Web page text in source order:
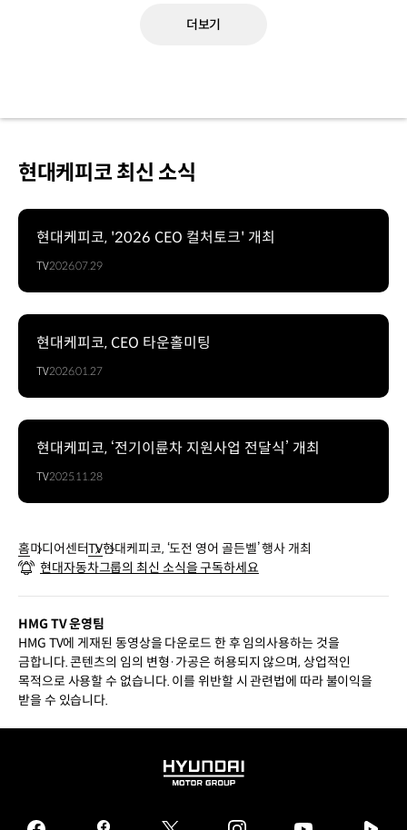
더보기
현대케피코 최신 소식
현대케피코, '2026 CEO 컬처토크' 개최
TV2026.07.29
현대케피코, CEO 타운홀미팅
TV2026.01.27
현대케피코, ‘전기이륜차 지원사업 전달식’ 개최
TV2025.11.28
홈미디어센터TV현대케피코, ‘도전 영어 골든벨’ 행사 개최
현대자동차그룹의 최신 소식을 구독하세요
HMG TV 운영팀
HMG TV에 게재된 동영상을 다운로드 한 후 임의사용하는 것을
금합니다. 콘텐츠의 임의 변형·가공은 허용되지 않으며, 상업적인
목적으로 사용할 수 없습니다. 이를 위반할 시 관련법에 따라 불이익을
받을 수 있습니다.
HYUNDAI
GROUP